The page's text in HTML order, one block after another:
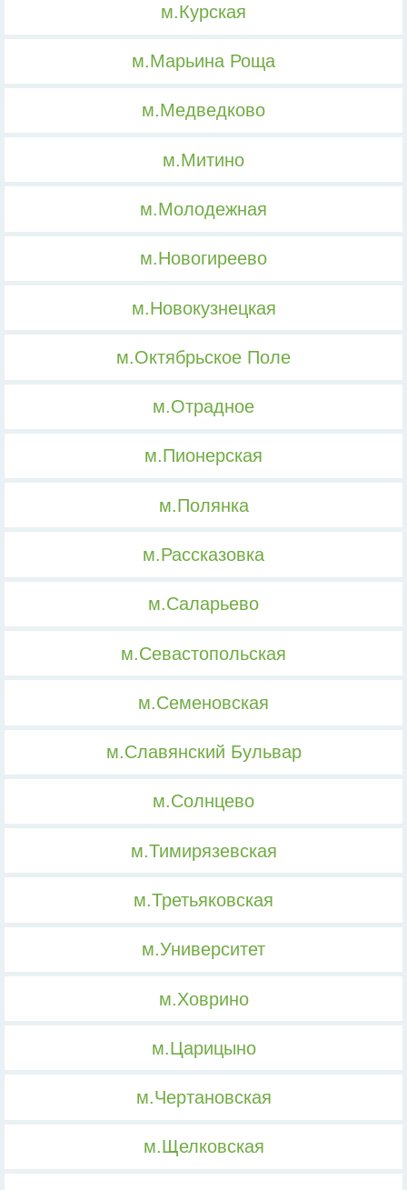
м.Курская
м.Марьина Роща
м.Медведково
м.Митино
м.Молодежная
м.Новогиреево
м.Новокузнецкая
м.Октябрьское Поле
м.Отрадное
м.Пионерская
м.Полянка
м.Рассказовка
м.Саларьево
м.Севастопольская
м.Семеновская
м.Славянский Бульвар
м.Солнцево
м.Тимирязевская
м.Третьяковская
м.Университет
м.Ховрино
м.Царицыно
м.Чертановская
м.Щелковская